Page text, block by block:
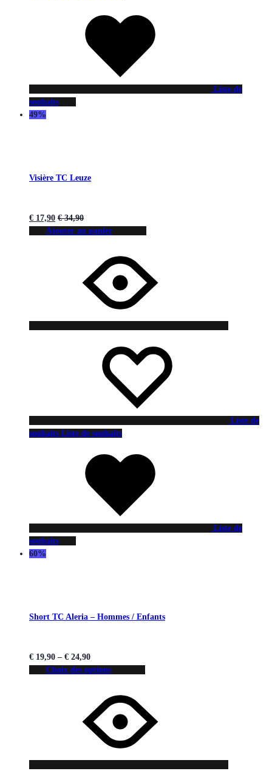
Liste de
souhaits
49%
Visière TC Leuze
€ 17,90 €34,90
Ajouter au panier
Liste de
souhaits Liste de souhaits
Liste de
souhaits
60%
Short TC Aleria – Hommes / Enfants
€ 19,90 – € 24,90
Choix des options